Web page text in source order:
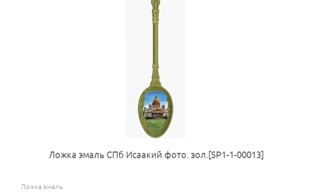
Ложка эмаль СПб Исаакий фото. зол.[SP1-1-00013]
Ложка эмаль